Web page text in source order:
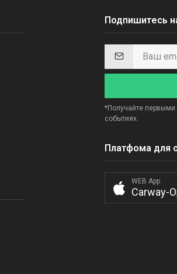
Подпишитесь
*Получайте
событиях.
Платфома для
WEB App
Carway-